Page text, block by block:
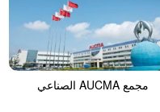
مجمع AUCMA الصناعي